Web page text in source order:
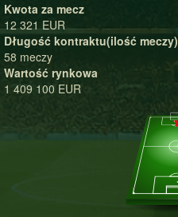
Kwota za mecz
12 321 EUR
Długość kontraktu(ilość meczy)
58 meczy
Wartość rynkowa
1 409 100 EUR